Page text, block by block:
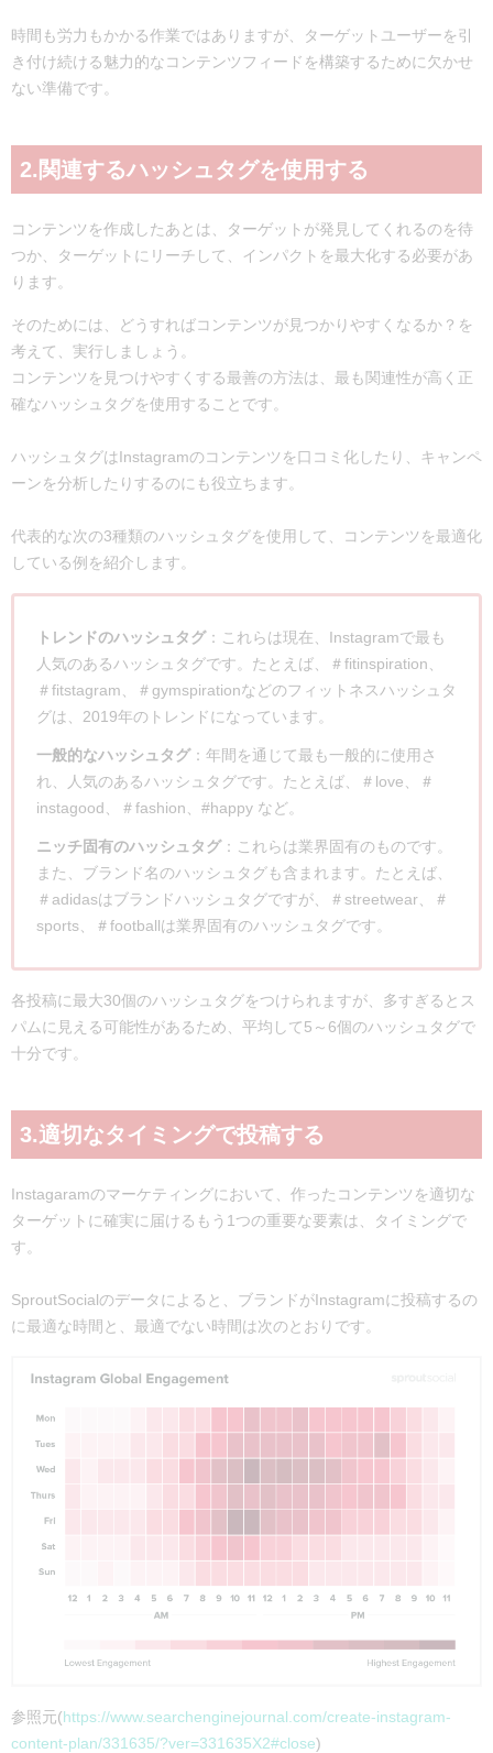
時間も労力もかかる作業ではありますが、ターゲットユーザーを引
き付け続ける魅力的なコンテンツフィードを構築するために欠かせ
ない準備です。
2.関連するハッシュタグを使用する
コンテンツを作成したあとは、ターゲットが発見してくれるのを待
つか、ターゲットにリーチして、インパクトを最大化する必要があ
ります。
そのためには、どうすればコンテンツが見つかりやすくなるか？を
考えて、実行しましょう。
コンテンツを見つけやすくする最善の方法は、最も関連性が高く正
確なハッシュタグを使用することです。
ハッシュタグはInstagramのコンテンツを口コミ化したり、キャンペ
ーンを分析したりするのにも役立ちます。
代表的な次の3種類のハッシュタグを使用して、コンテンツを最適化
している例を紹介します。
トレンドのハッシュタグ：これらは現在、Instagramで最も
人気のあるハッシュタグです。たとえば、＃fitinspiration、
＃fitstagram、＃gymspirationなどのフィットネスハッシュタ
グは、2019年のトレンドになっています。
一般的なハッシュタグ：年間を通じて最も一般的に使用さ
れ、人気のあるハッシュタグです。たとえば、＃love、＃
instagood、＃fashion、#happy など。
ニッチ固有のハッシュタグ：これらは業界固有のものです。
また、ブランド名のハッシュタグも含まれます。たとえば、
＃adidasはブランドハッシュタグですが、＃streetwear、＃
sports、＃footballは業界固有のハッシュタグです。
各投稿に最大30個のハッシュタグをつけられますが、多すぎるとス
パムに見える可能性があるため、平均して5～6個のハッシュタグで
十分です。
3.適切なタイミングで投稿する
Instagaramのマーケティングにおいて、作ったコンテンツを適切な
ターゲットに確実に届けるもう1つの重要な要素は、タイミングで
す。
SproutSocialのデータによると、ブランドがInstagramに投稿するの
に最適な時間と、最適でない時間は次のとおりです。
参照元(https://www.searchenginejournal.com/create-instagram-
content-plan/331635/?ver=331635X2#close)